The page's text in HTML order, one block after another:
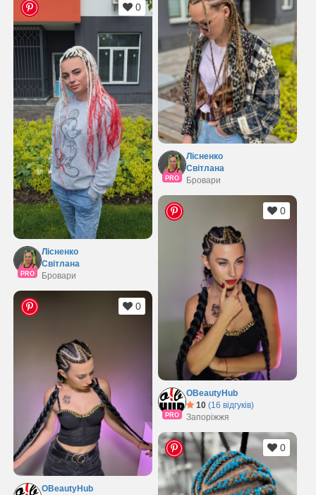
PRO
Лісненко
Світлана
Бровари
PRO
Лісненко
Світлана
Бровари
0
PRO
OBeautyHub
10 (16 відгуків)
Запоріжжя
0
OBeautyHub
0
0